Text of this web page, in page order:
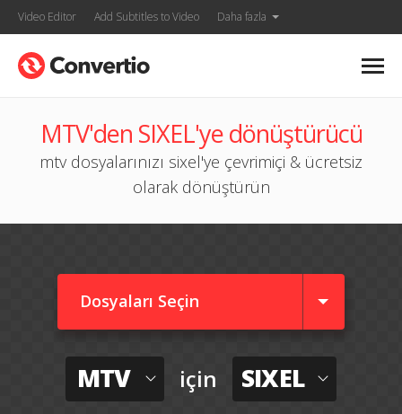
Video Editor Add Subtitles to Video Daha fazla
MTV'den SIXEL'ye dönüştürücü
mtv dosyalarınızı sixel'ye çevrimiçi & ücretsiz
olarak dönüştürün
Dosyaları Seçin
MTV için SIXEL